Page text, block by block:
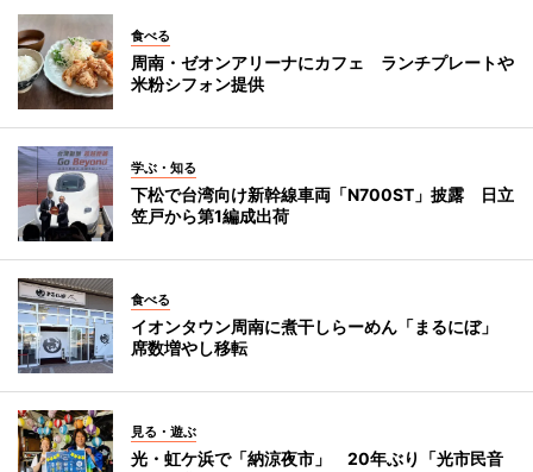
食べる
周南・ゼオンアリーナにカフェ ランチプレートや
米粉シフォン提供
学ぶ・知る
下松で台湾向け新幹線車両「N700ST」披露 日立
笠戸から第1編成出荷
食べる
イオンタウン周南に煮干しらーめん「まるにぼ」
席数増やし移転
見る・遊ぶ
光・虹ケ浜で「納涼夜市」 20年ぶり「光市民音